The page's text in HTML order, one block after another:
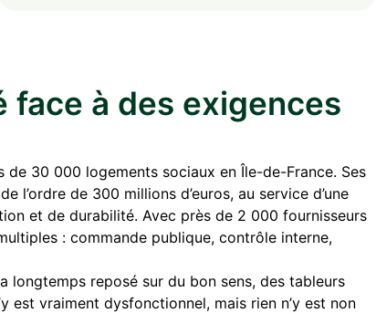
face à des exigences
de 30 000 logements sociaux en Île-de-France. Ses
l’ordre de 300 millions d’euros, au service d’une
et de durabilité. Avec près de 2 000 fournisseurs
: commande publique, contrôle interne,
longtemps reposé sur du bon sens, des tableurs
est vraiment dysfonctionnel, mais rien n’y est non